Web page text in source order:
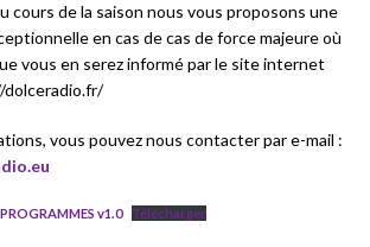
cours de la saison nous vous proposons une
en cas de cas de force majeure où
vous en serez informé par le site internet
dolceradio.fr/
vous pouvez nous contacter par e-mail :
PROGRAMMES v1.0 Télécharger